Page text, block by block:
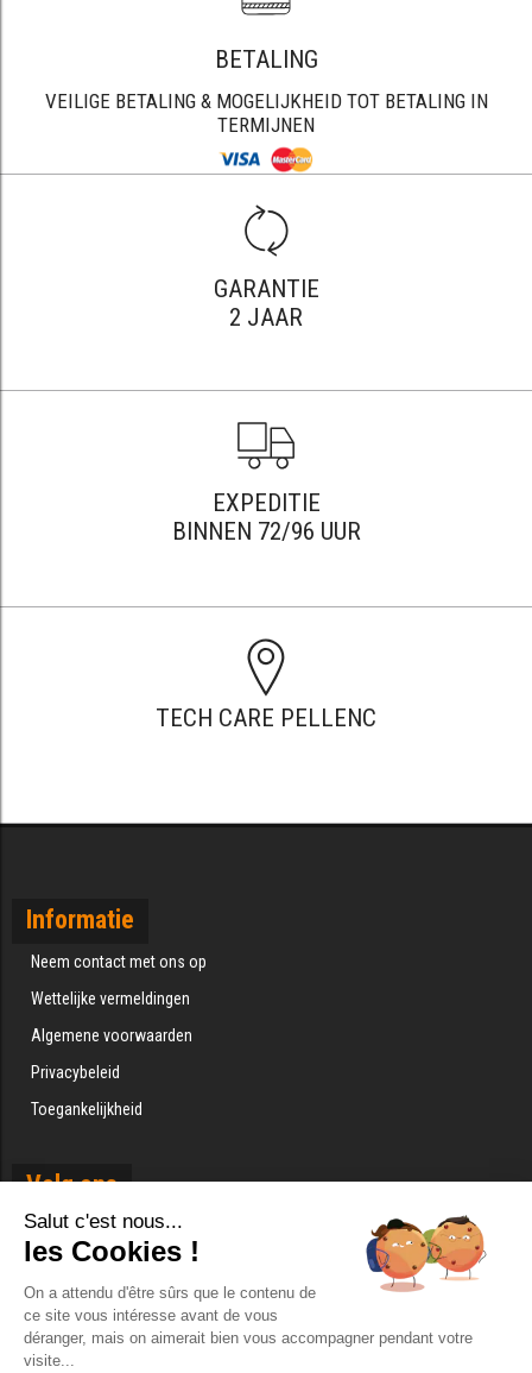
BETALING
VEILIGE BETALING & MOGELIJKHEID TOT BETALING IN
TERMIJNEN
GARANTIE
2 JAAR
EXPEDITIE
BINNEN 72/96 UUR
TECH CARE PELLENC
Informatie
Neem contact met ons op
Wettelijke vermeldingen
Algemene voorwaarden
Privacybeleid
Toegankelijkheid
Volg ons